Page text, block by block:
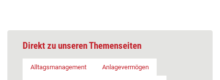
Direkt zu unseren Themenseiten
Alltagsmanagement Anlagevermögen